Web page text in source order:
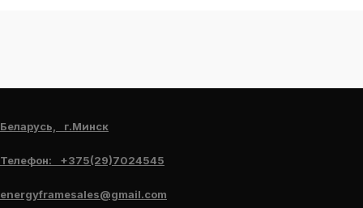
Беларусь, г.Минск
Телефон: +375(29)7024545
energyframesales@gmail.com